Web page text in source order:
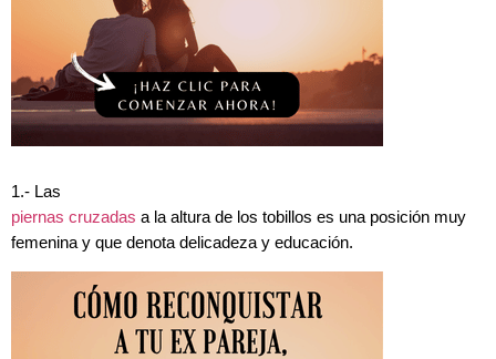
1.- Las
piernas cruzadas a la altura de los tobillos es una posición muy
femenina y que denota delicadeza y educación.